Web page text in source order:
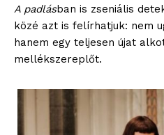
A padlásban is zseniális
közé azt is felírhatjuk: nem
hanem egy teljesen újat
mellékszereplőt.